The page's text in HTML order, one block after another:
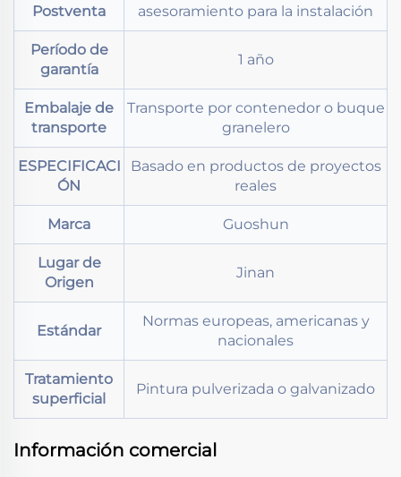
Postventa
asesoramiento para la instalación
Período de
garantía
1 año
Embalaje de
transporte
Transporte por contenedor o buque
granelero
ESPECIFICACI
ÓN
Basado en productos de proyectos
reales
Marca Guoshun
Lugar de
Origen
Jinan
Estándar
Normas europeas, americanas y
nacionales
Tratamiento
superficial
Pintura pulverizada o galvanizado
Información comercial